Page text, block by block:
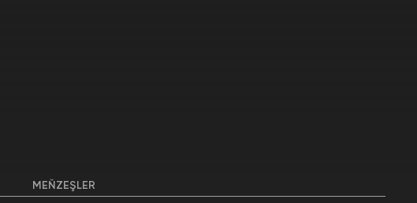
MEŇZEŞLER